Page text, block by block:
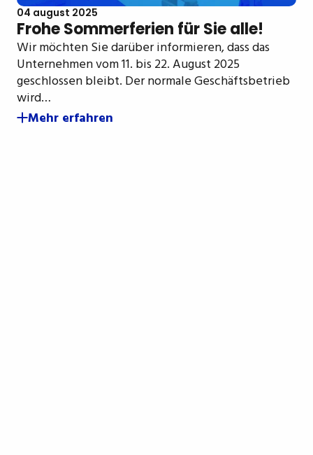
04 august 2025
Frohe Sommerferien für Sie alle!
Wir möchten Sie darüber informieren, dass das
Unternehmen vom 11. bis 22. August 2025
geschlossen bleibt. Der normale Geschäftsbetrieb
wird…
Mehr erfahren